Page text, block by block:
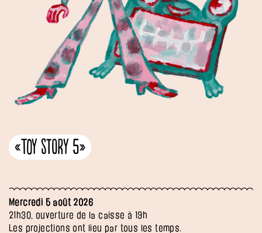
«Toy Story 5»
Mercredi 5 août 2026
21h30, ouverture de la caisse à 19h
Les projections ont lieu par tous les temps.